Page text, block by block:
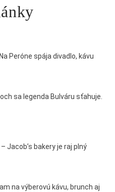
Peróne spája divadlo, kávu
sa legenda Bulváru sťahuje.
Jacob’s bakery je raj plný
na výberovú kávu, brunch aj